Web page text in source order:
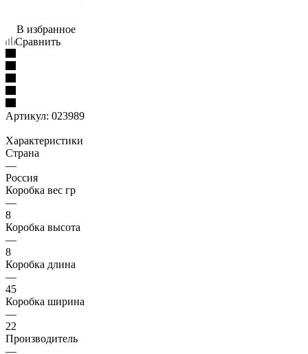
В избранное
Сравнить
Артикул: 023989
Характеристики
Страна
—
Россия
Коробка вес гр
—
8
Коробка высота
—
8
Коробка длина
—
45
Коробка ширина
—
22
Производитель
—